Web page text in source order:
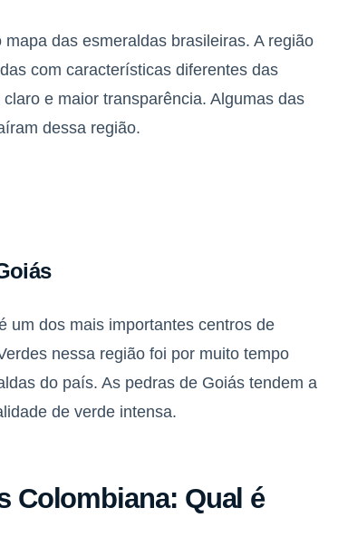
das esmeraldas brasileiras. A região
com características diferentes das
e maior transparência. Algumas das
dessa região.
um dos mais importantes centros de
nessa região foi por muito tempo
do país. As pedras de Goiás tendem a
de verde intensa.
Colombiana: Qual é